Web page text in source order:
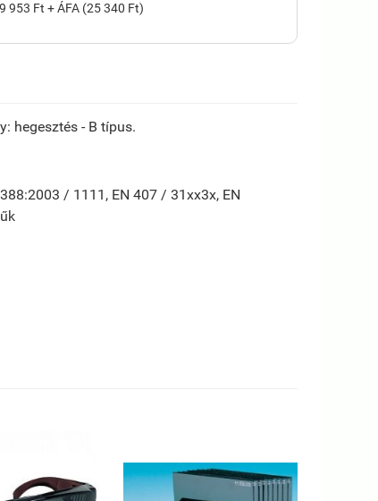
953 Ft + ÁFA (25 340 Ft)
hegesztés - B típus.
388:2003 / 1111, EN 407 / 31xx3x, EN